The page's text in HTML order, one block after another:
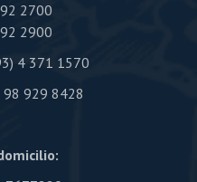
2700
2900
4 371 1570
98 929 8428